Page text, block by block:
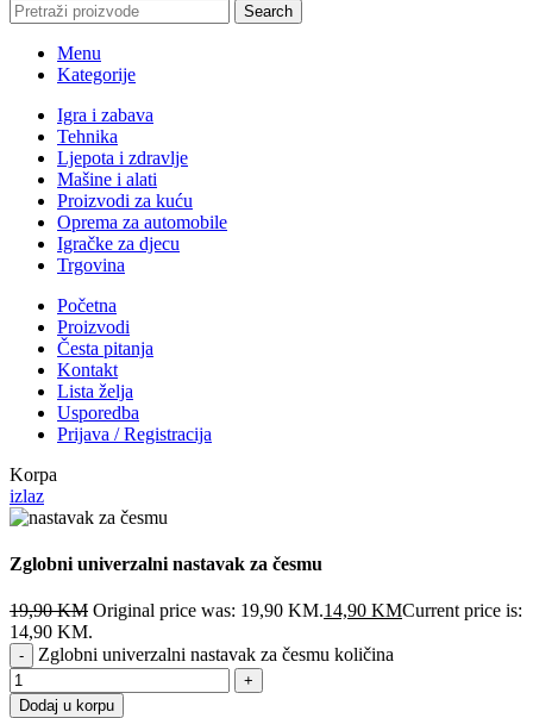
Search
Menu
Kategorije
Igra i zabava
Tehnika
Ljepota i zdravlje
Mašine i alati
Proizvodi za kuću
Oprema za automobile
Igračke za djecu
Trgovina
Početna
Proizvodi
Česta pitanja
Kontakt
Lista želja
Usporedba
Prijava / Registracija
Korpa
izlaz
Zglobni univerzalni nastavak za česmu
19,90KM Original price was: 19,90 KM.14,90 KMCurrent price is:
14,90 KM.
Zglobni univerzalni nastavak za česmu količina
Dodaj u korpu